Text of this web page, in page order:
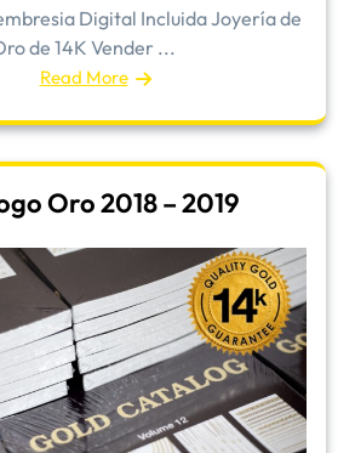
Digital Incluida Joyería de
de 14K Vender ...
Read More
Oro 2018 – 2019